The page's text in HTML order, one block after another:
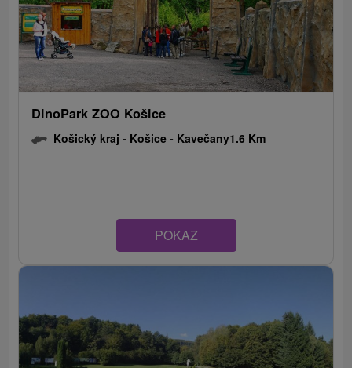
DinoPark ZOO Košice
Košický kraj - Košice - Kavečany1.6 Km
POKAZ